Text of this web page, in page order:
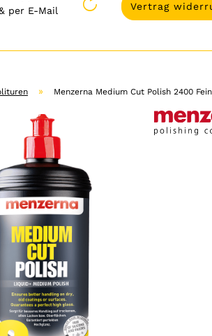
per E-Mail
Vertrag
» Menzerna Medium Cut Polish 2400